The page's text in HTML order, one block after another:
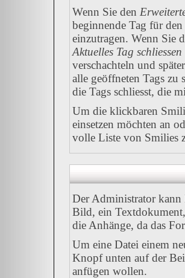
Wenn Sie den
beginnende Tag für
einzutragen. Wenn Sie
Aktuelles Tag schliessen
verschachteln und
alle geöffneten Tags zu
die Tags schliesst, die
Um die klickbaren
einsetzen möchten an
volle Liste von Smilies
Der Administrator kann
Bild, ein
die Anhänge, da das
Um eine Datei einem
Knopf unten auf der
anfügen wollen.